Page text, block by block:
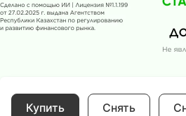
Купить Снять